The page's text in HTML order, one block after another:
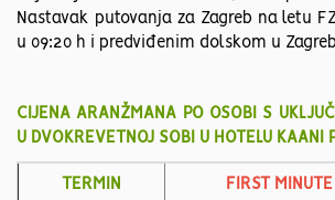
Nastavak putovanja za Zagreb na letu
u 09:20 h i predviđenim dolskom u
CIJENA ARANŽMANA PO OSOBI S
U DVOKREVETNOJ SOBI U HOTELU KAANI
TERMIN FIRST MINUTE